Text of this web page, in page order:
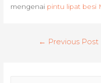
mengenai pintu lipat besi
← Previous Post